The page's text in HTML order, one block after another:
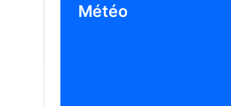
Météo